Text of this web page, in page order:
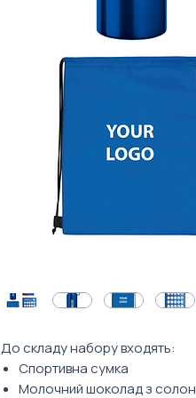
До складу набору входять:
Спортивна сумка
Молочний шоколад з